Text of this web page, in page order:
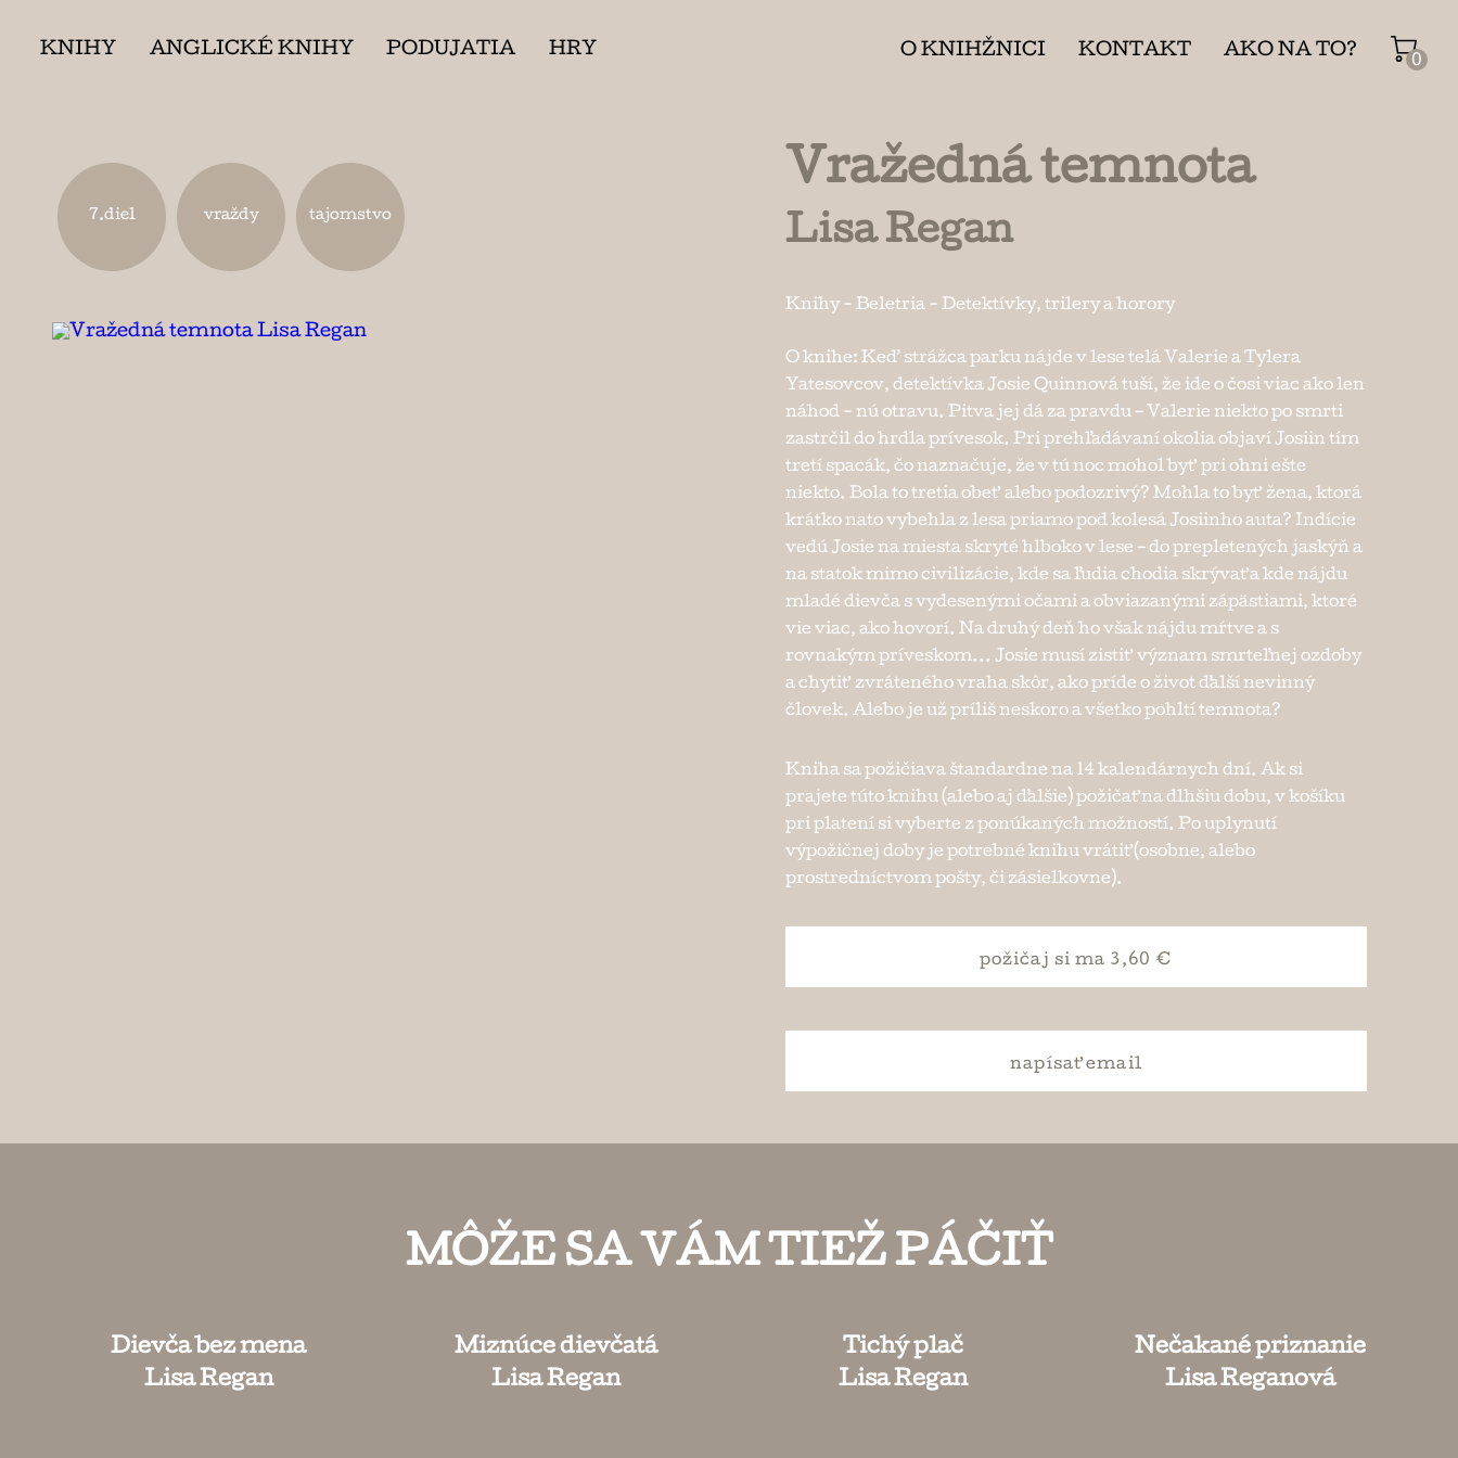
KNIHY ANGLICKÉ KNIHY PODUJATIA HRY O KNIHŽNICI KONTAKT AKO NA TO?
0
7.diel vraždy tajomstvo
Vražedná temnota
Lisa Regan
Knihy - Beletria - Detektívky, trilery a horory
O knihe: Keď strážca parku nájde v lese telá Valerie a Tylera
Yatesovcov, detektívka Josie Quinnová tuší, že ide o čosi viac ako len
náhod - nú otravu. Pitva jej dá za pravdu – Valerie niekto po smrti
zastrčil do hrdla prívesok. Pri prehľadávaní okolia objaví Josiin tím
tretí spacák, čo naznačuje, že v tú noc mohol byť pri ohni ešte
niekto. Bola to tretia obeť alebo podozrivý? Mohla to byť žena, ktorá
krátko nato vybehla z lesa priamo pod kolesá Josiinho auta? Indície
vedú Josie na miesta skryté hlboko v lese – do prepletených jaskýň a
na statok mimo civilizácie, kde sa ľudia chodia skrývať a kde nájdu
mladé dievča s vydesenými očami a obviazanými zápästiami, ktoré
vie viac, ako hovorí. Na druhý deň ho však nájdu mŕtve a s
rovnakým príveskom... Josie musí zistiť význam smrteľnej ozdoby
a chytiť zvráteného vraha skôr, ako príde o život ďalší nevinný
človek. Alebo je už príliš neskoro a všetko pohltí temnota?
Kniha sa požičiava štandardne na 14 kalendárnych dní. Ak si
prajete túto knihu (alebo aj ďalšie) požičať na dlhšiu dobu, v košíku
pri platení si vyberte z ponúkaných možností. Po uplynutí
výpožičnej doby je potrebné knihu vrátiť (osobne, alebo
prostredníctvom pošty, či zásielkovne).
požičaj sima 3,60 €
napísaťemail
MÔŽE SA VÁM TIEŽ PÁČIŤ
Dievča bez mena
Lisa Regan
Miznúce dievčatá
Lisa Regan
Tichý plač
Lisa Regan
Nečakané priznanie
Lisa Reganová